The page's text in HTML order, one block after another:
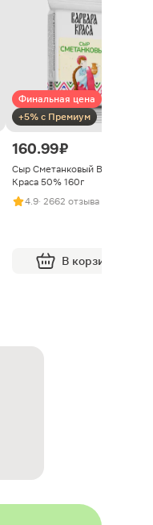
Финальная цена
+5% с Премиум
160.99 ₽
Сыр Сметанковый Варвара
Краса 50% 160г
4.9· 2662 отзыва
В корзину